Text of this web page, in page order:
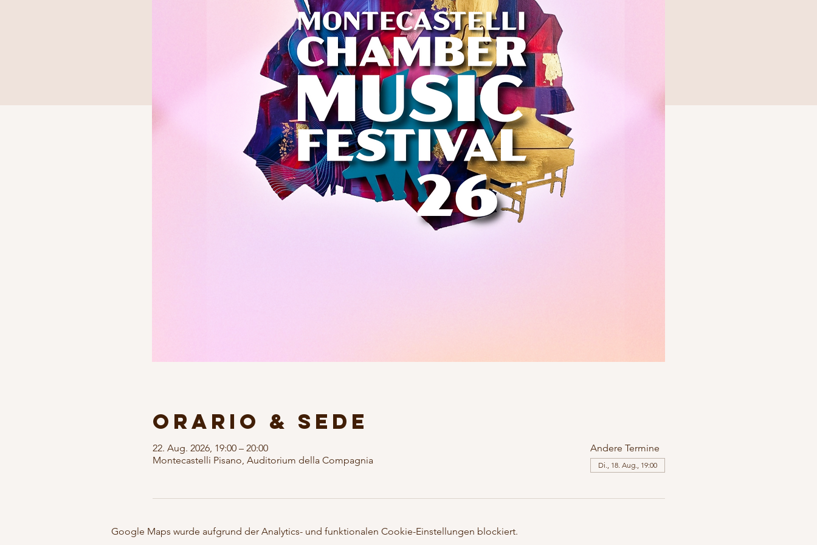
Orario & Sede
22. Aug. 2026, 19:00 – 20:00
Montecastelli Pisano, Auditorium della Compagnia
Andere Termine
Di., 18. Aug., 19:00
Google Maps wurde aufgrund der Analytics- und funktionalen Cookie-Einstellungen blockiert.